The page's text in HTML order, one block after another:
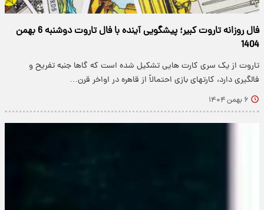
فال روزانه تاروت کبیر؛ پیشگویی آینده با فال تاروت دوشنبه 6 بهمن
1404
تاروت از یک سری کارت هایی تشکیل شده است که گاها جنبه تفریح و
فالگیری دارد، کارتهای بازی احتمالاً از قاهره در اواخر قرن…
۶ بهمن ۱۴۰۴